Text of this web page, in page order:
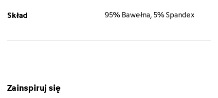
Skład 95% Bawełna, 5% Spandex
Zainspiruj się